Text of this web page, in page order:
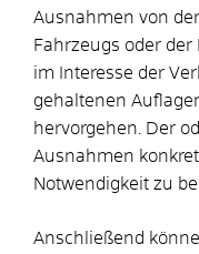
Ausnahmen von
Fahrzeugs oder
im Interesse der
gehaltenen
hervorgehen. Der
Ausnahmen
Notwendigkeit zu
Anschließend